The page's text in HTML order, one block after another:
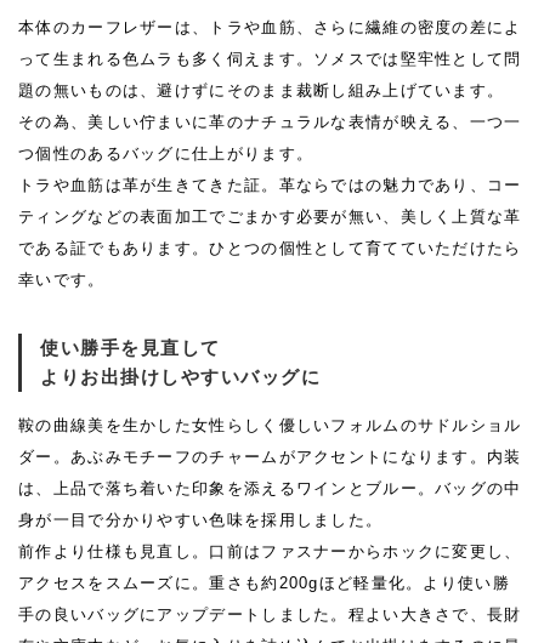
本体のカーフレザーは、トラや血筋、さらに繊維の密度の差によ
って生まれる色ムラも多く伺えます。ソメスでは堅牢性として問
題の無いものは、避けずにそのまま裁断し組み上げています。
その為、美しい佇まいに革のナチュラルな表情が映える、一つ一
つ個性のあるバッグに仕上がります。
トラや血筋は革が生きてきた証。革ならではの魅力であり、コー
ティングなどの表面加工でごまかす必要が無い、美しく上質な革
である証でもあります。ひとつの個性として育てていただけたら
幸いです。
使い勝手を見直して
よりお出掛けしやすいバッグに
鞍の曲線美を生かした女性らしく優しいフォルムのサドルショル
ダー。あぶみモチーフのチャームがアクセントになります。内装
は、上品で落ち着いた印象を添えるワインとブルー。バッグの中
身が一目で分かりやすい色味を採用しました。
前作より仕様も見直し。口前はファスナーからホックに変更し、
アクセスをスムーズに。重さも約200gほど軽量化。より使い勝
手の良いバッグにアップデートしました。程よい大きさで、長財